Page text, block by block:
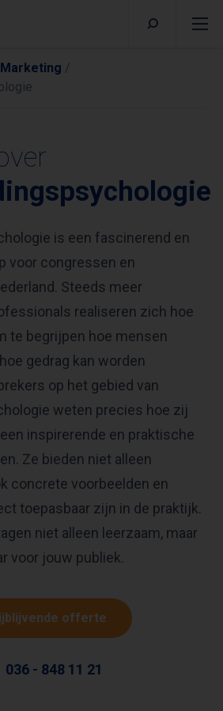
Marketing /
is een fascinerend en
voor congressen en
Steeds meer
realiseren zich hoe
te begrijpen hoe mensen
gedrag kan worden
op het gebied van
weten precies hoe zij
inspirerende en praktische
Ze bieden niet alleen
concrete voorbeelden en
toepasbaar zijn in de praktijk.
niet alleen leerzaam, maar
voor jouw publiek.
offerte
036 - 848 11 21